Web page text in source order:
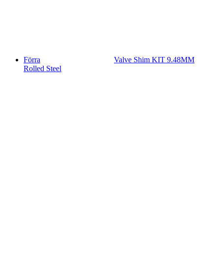
Förra
Valve Shim KIT 9.48MM
Rolled Steel